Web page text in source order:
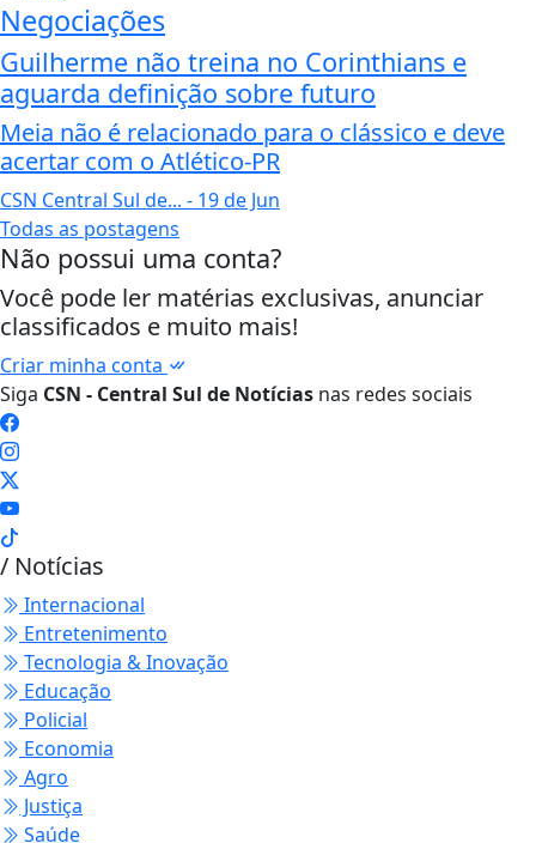
Negociações
Guilherme não treina no Corinthians e
aguarda definição sobre futuro
Meia não é relacionado para o clássico e deve
acertar com o Atlético-PR
CSN Central Sul de... - 19 de Jun
Todas as postagens
Não possui uma conta?
Você pode ler matérias exclusivas, anunciar
classificados e muito mais!
Criar minha conta
Siga CSN - Central Sul de Notícias nas redes sociais
/ Notícias
Internacional
Entretenimento
Tecnologia & Inovação
Educação
Policial
Economia
Agro
Justiça
Saúde